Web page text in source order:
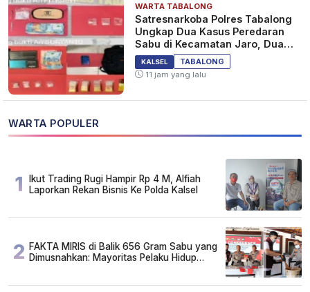
WARTA TABALONG
Satresnarkoba Polres Tabalong
Ungkap Dua Kasus Peredaran
Sabu di Kecamatan Jaro, Dua
Pelaku Diamankan
KALSEL
TABALONG
11 jam yang lalu
WARTA POPULER
1
Ikut Trading Rugi Hampir Rp 4 M, Alfiah
Laporkan Rekan Bisnis Ke Polda Kalsel
2 FAKTA MIRIS di Balik 656 Gram Sabu yang
Dimusnahkan: Mayoritas Pelaku Hidup